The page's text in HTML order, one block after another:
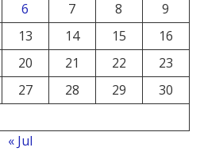
6 7 8
9
13 14 15
16
20 21 22
23
27 28 29
30
« Jul